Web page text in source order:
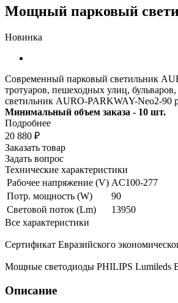
Мощный парковый
Новинка
Современный парковый светильник
тротуаров, пешеходных улиц,
светильник AURO-PARKWAY-Neo2-90
Минимальный объем заказа - 10 шт.
Подробнее
20 880 ₽
Заказать товар
Задать вопрос
Технические характеристики
Рабочее напряжение (V) AC100-277
Потр. мощность (W)
90
Световой поток (Lm)
13950
Все характеристики
Сертификат Евразийского
Мощные светодиоды PHILIPS Lumileds
Описание